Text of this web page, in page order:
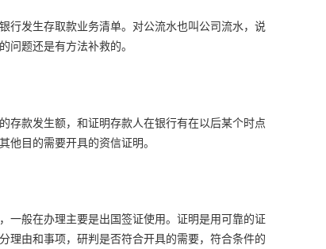
行发生存取款业务清单。对公流水也叫公司流水，说
题还是有方法补救的。
存款发生额，和证明存款人在银行有在以后某个时点
目的需要开具的资信证明。
一般在办理主要是出国签证使用。证明是用可靠的证
理由和事项，研判是否符合开具的需要，符合条件的